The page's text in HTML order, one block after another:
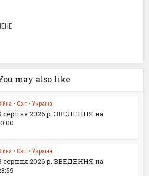
may also like
• Світ • Україна
серпня 2026 р. ЗВЕДЕННЯ на
• Світ • Україна
серпня 2026 р. ЗВЕДЕННЯ на